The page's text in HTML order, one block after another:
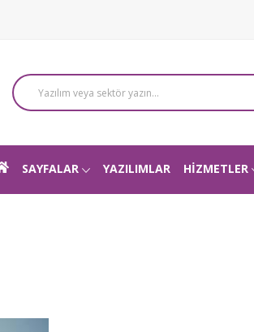
SAYFALAR YAZILIMLAR HİZMETLER